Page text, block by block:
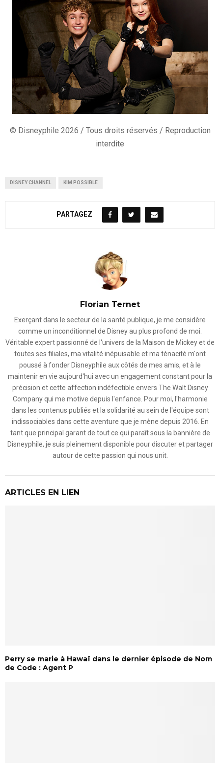
© Disneyphile 2026 / Tous droits réservés / Reproduction
interdite
DISNEY CHANNEL KIM POSSIBLE
PARTAGEZ
Florian Ternet
Exerçant dans le secteur de la santé publique, je me considère
comme un inconditionnel de Disney au plus profond de moi.
Véritable expert passionné de l'univers de la Maison de Mickey et de
toutes ses filiales, ma vitalité inépuisable et ma ténacité m'ont
poussé à fonder Disneyphile aux côtés de mes amis, et à le
maintenir en vie aujourd'hui avec un engagement constant pour la
précision et cette affection indéfectible envers The Walt Disney
Company qui me motive depuis l'enfance. Pour moi, l'harmonie
dans les contenus publiés et la solidarité au sein de l'équipe sont
indissociables dans cette aventure que je mène depuis 2016. En
tant que principal garant de tout ce qui paraît sous la bannière de
Disneyphile, je suis pleinement disponible pour discuter et partager
autour de cette passion qui nous unit.
ARTICLES EN LIEN
Perry se marie à Hawaï dans le dernier épisode de Nom
de Code : Agent P